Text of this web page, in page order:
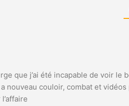
que j’ai été incapable de voir le
nouveau couloir, combat et